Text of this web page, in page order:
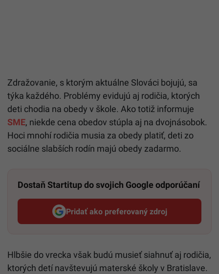
Zdražovanie, s ktorým aktuálne Slováci bojujú, sa
týka každého. Problémy evidujú aj rodičia, ktorých
deti chodia na obedy v škole. Ako totiž informuje
SME, niekde cena obedov stúpla aj na dvojnásobok.
Hoci mnohí rodičia musia za obedy platiť, deti zo
sociálne slabších rodín majú obedy zadarmo.
Dostaň Startitup do svojich Google odporúčaní
Pridať ako preferovaný zdroj
Startitup, odkaz sa otvorí v
Hlbšie do vrecka však budú musieť siahnuť aj rodičia,
ktorých detí navštevujú materské školy v Bratislave.